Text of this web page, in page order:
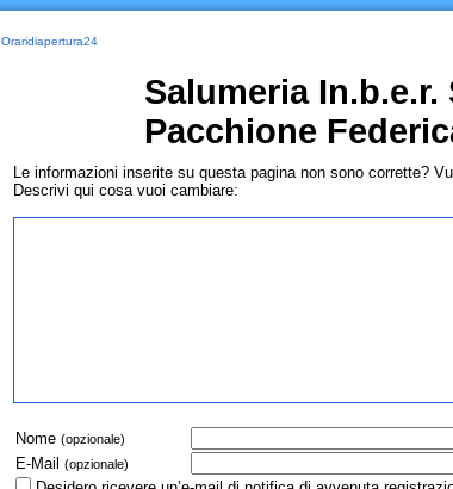
Oraridiapertura24
Salumeria In.b.e.r.
Pacchione
Le informazioni inserite su questa pagina non sono corrette?
Descrivi qui cosa vuoi cambiare:
Nome (opzionale)
E-Mail (opzionale)